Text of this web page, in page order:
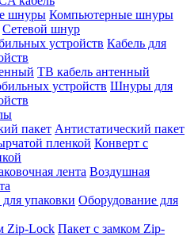
Компьютерные шнуры
Сетевой шнур
Кабель для
ТВ кабель антенный
Шнуры для
Антистатический пакет
Конверт с
Воздушная
Оборудование для
Пакет с замком Zip-